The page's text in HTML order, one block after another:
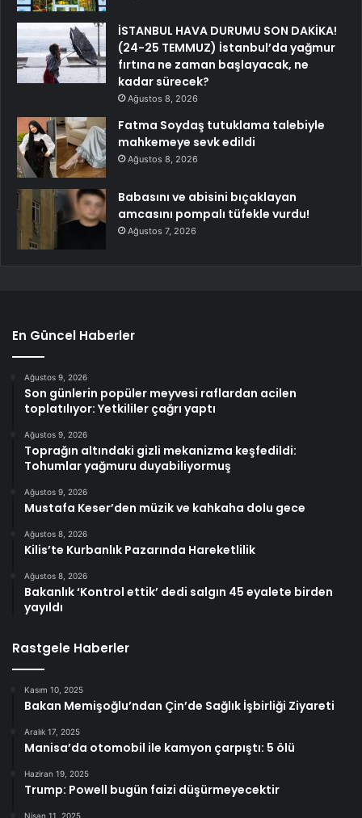
İSTANBUL HAVA DURUMU SON DAKİKA!
(24-25 TEMMUZ) İstanbul’da yağmur
fırtına ne zaman başlayacak, ne
kadar sürecek?
Ağustos 8, 2026
Fatma Soydaş tutuklama talebiyle
mahkemeye sevk edildi
Ağustos 8, 2026
Babasını ve abisini bıçaklayan
amcasını pompalı tüfekle vurdu!
Ağustos 7, 2026
En Güncel Haberler
Ağustos 9, 2026
Son günlerin popüler meyvesi raflardan acilen
toplatılıyor: Yetkililer çağrı yaptı
Ağustos 9, 2026
Toprağın altındaki gizli mekanizma keşfedildi:
Tohumlar yağmuru duyabiliyormuş
Ağustos 9, 2026
Mustafa Keser’den müzik ve kahkaha dolu gece
Ağustos 8, 2026
Kilis’te Kurbanlık Pazarında Hareketlilik
Ağustos 8, 2026
Bakanlık ‘Kontrol ettik’ dedi salgın 45 eyalete birden
yayıldı
Rastgele Haberler
Kasım 10, 2025
Bakan Memişoğlu’ndan Çin’de Sağlık İşbirliği Ziyareti
Aralık 17, 2025
Manisa’da otomobil ile kamyon çarpıştı: 5 ölü
Haziran 19, 2025
Trump: Powell bugün faizi düşürmeyecektir
Nisan 11, 2025